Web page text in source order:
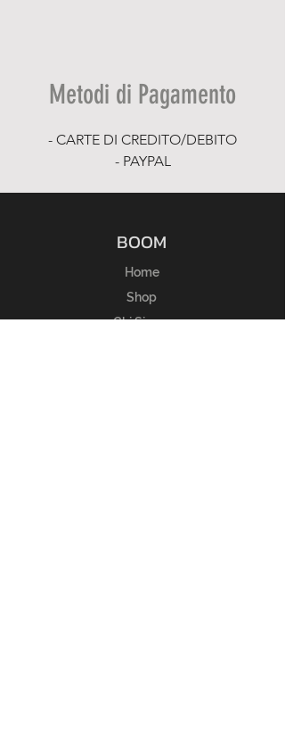
Metodi di Pagamento
- CARTE DI CREDITO/DEBITO
- PAYPAL
BOOM
Home
Shop
Chi Siamo